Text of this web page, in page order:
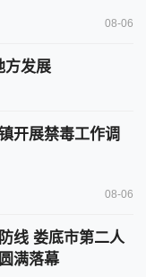
08-06
方发展
开展禁毒工作调
08-06
二人
满落幕